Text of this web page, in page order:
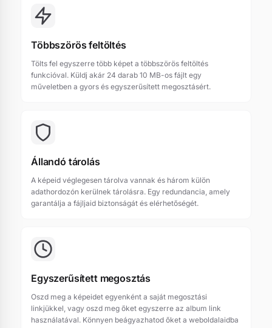
Többszörös feltöltés
Tölts fel egyszerre több képet a többszörös feltöltés
funkcióval. Küldj akár 24 darab 10 MB-os fájlt egy
műveletben a gyors és egyszerűsített megosztásért.
Állandó tárolás
A képeid véglegesen tárolva vannak és három külön
adathordozón kerülnek tárolásra. Egy redundancia, amely
garantálja a fájljaid biztonságát és elérhetőségét.
Egyszerűsített megosztás
Oszd meg a képeidet egyenként a saját megosztási
linkjükkel, vagy oszd meg őket egyszerre az album link
használatával. Könnyen beágyazhatod őket a weboldalaidba